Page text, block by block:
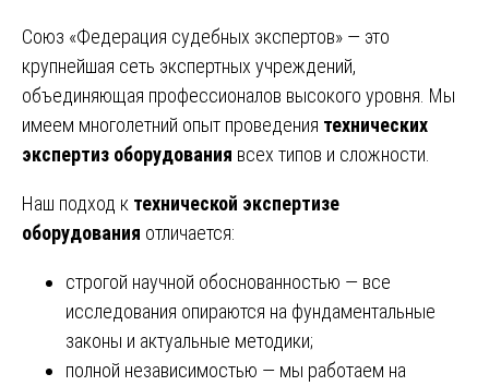
Союз «Федерация судебных экспертов» — это
крупнейшая сеть экспертных учреждений,
объединяющая профессионалов высокого уровня. Мы
имеем многолетний опыт проведения технических
экспертиз оборудования всех типов и сложности.
Наш подход к технической экспертизе
оборудования отличается:
строгой научной обоснованностью — все
исследования опираются на фундаментальные
законы и актуальные методики;
полной независимостью — мы работаем на